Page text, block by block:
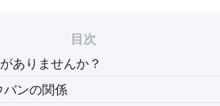
目次
ありませんか？
バンの関係